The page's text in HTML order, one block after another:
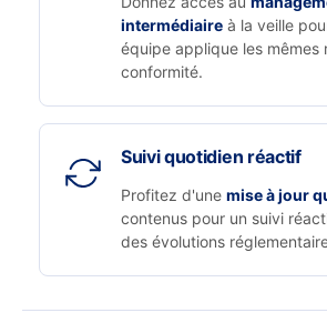
intermédiaire à la veille
équipe applique les mêmes
conformité.
Suivi quotidien réactif
Profitez d'une mise à jour
contenus pour un suivi
des évolutions